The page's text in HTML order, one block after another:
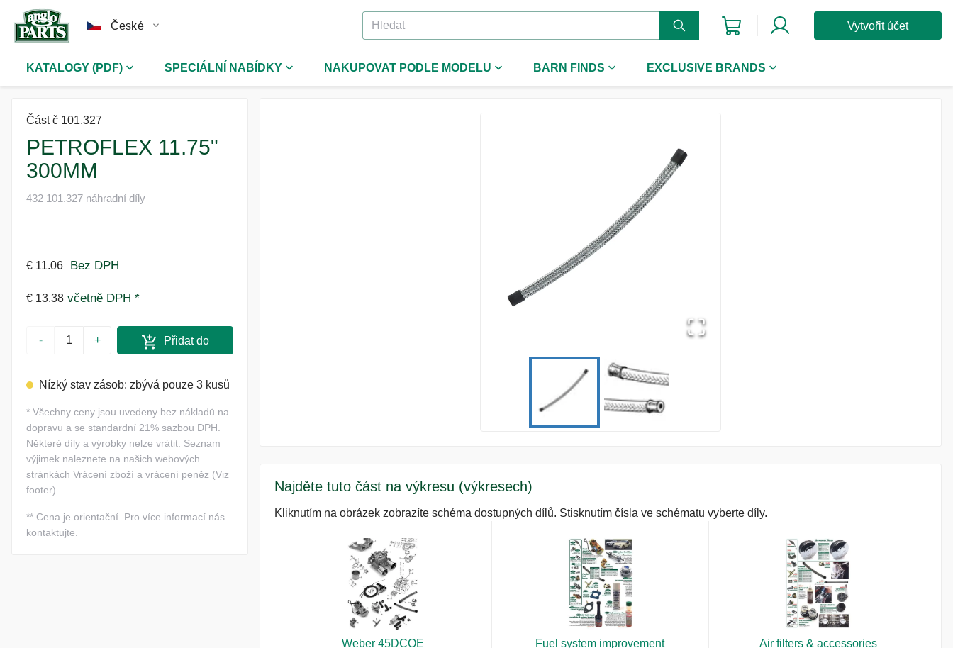
České Vytvořit účet
KATALOGY (PDF) SPECIÁLNÍ NABÍDKY NAKUPOVAT PODLE MODELU BARN FINDS EXCLUSIVE BRANDS
Část č 101.327
PETROFLEX 11.75"
300MM
432 101.327 náhradní díly
€ 11.06 Bez DPH
€ 13.38 včetně DPH *
- +
Přidat do
Nízký stav zásob: zbývá pouze 3 kusů
* Všechny ceny jsou uvedeny bez nákladů na
dopravu a se standardní 21% sazbou DPH.
Některé díly a výrobky nelze vrátit. Seznam
výjimek naleznete na našich webových
stránkách Vrácení zboží a vrácení peněz (Viz
footer).
** Cena je orientační. Pro více informací nás
kontaktujte.
Najděte tuto část na výkresu (výkresech)
Kliknutím na obrázek zobrazíte schéma dostupných dílů. Stisknutím čísla ve schématu vyberte díly.
Weber 45DCOE Fuel system improvement Air filters & accessories